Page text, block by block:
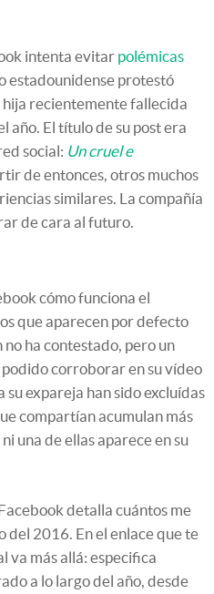
intenta evitar polémicas
estadounidense protestó
hija recientemente fallecida
año. El título de su post era
social: Un cruel e
de entonces, otros muchos
similares. La compañía
de cara al futuro.
cómo funciona el
que aparecen por defecto
no ha contestado, pero un
corroborar en su vídeo
su expareja han sido excluídas
compartían acumulan más
una de ellas aparece en su
detalla cuántos me
del 2016. En el enlace que te
va más allá: especifica
a lo largo del año, desde